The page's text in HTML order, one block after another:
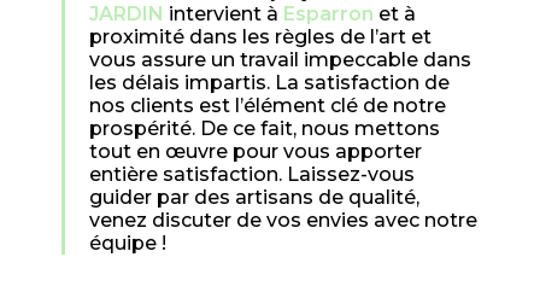
JARDIN intervient à Esparron et à
proximité dans les règles de l’art et
vous assure un travail impeccable dans
les délais impartis. La satisfaction de
nos clients est l’élément clé de notre
prospérité. De ce fait, nous mettons
tout en œuvre pour vous apporter
entière satisfaction. Laissez-vous
guider par des artisans de qualité,
venez discuter de vos envies avec notre
équipe !